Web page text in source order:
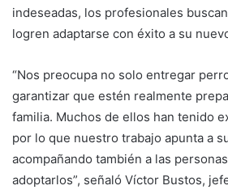
indeseadas, los profesionales
logren adaptarse con éxito a su
“Nos preocupa no solo entregar
garantizar que estén realmente
familia. Muchos de ellos han tenido
por lo que nuestro trabajo apunta a
acompañando también a las
adoptarlos”, señaló Víctor Bustos,